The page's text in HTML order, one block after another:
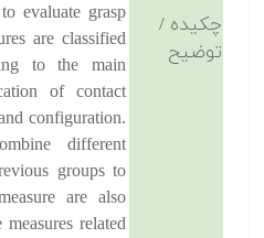
چکیده /
توضیح
evaluate grasp
are classified
to the main
of contact
configuration.
different
groups to
are also
related